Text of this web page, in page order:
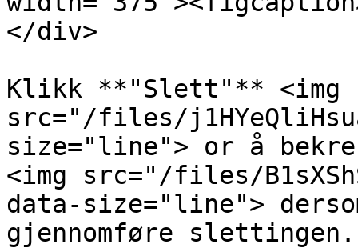
</div>
Klikk **"Slett"** <img
src="/files/
size="line"> or å
<img src="/files/
data-size="line">
gjennomføre slettingen.